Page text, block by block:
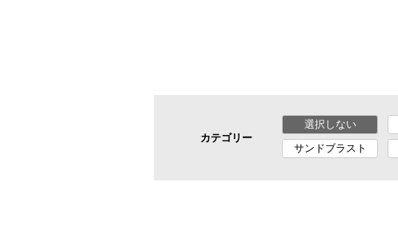
カテゴリー
選択しない
サンドブラスト